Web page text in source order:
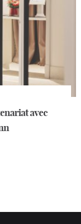
avec
avec
avec